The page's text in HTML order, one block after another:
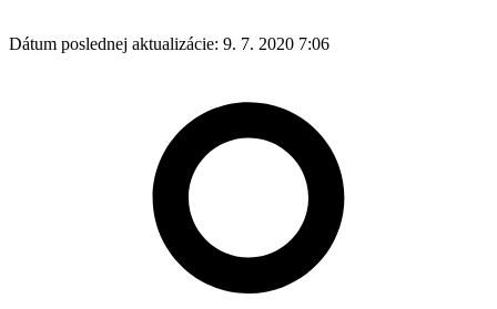
Dátum poslednej aktualizácie: 9. 7. 2020 7:06